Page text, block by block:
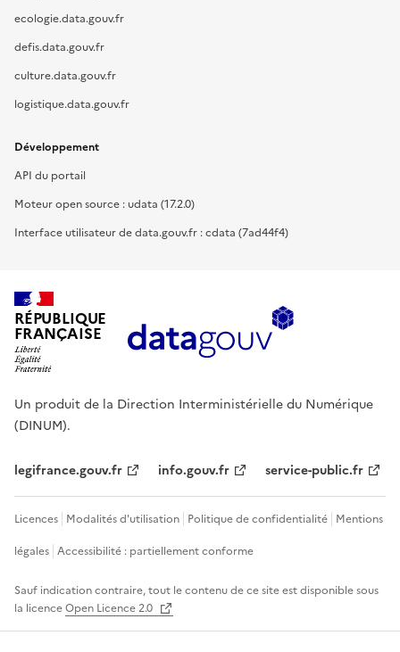
ecologie.data.gouv.fr
defis.data.gouv.fr
culture.data.gouv.fr
logistique.data.gouv.fr
Développement
API du portail
Moteur open source : udata (17.2.0)
Interface utilisateur de data.gouv.fr : cdata (7ad44f4)
RÉPUBLIQUE
FRANÇAISE
Un produit de la Direction Interministérielle du Numérique
(DINUM).
legifrance.gouv.fr info.gouv.fr service-public.fr
Licences Modalités d'utilisation Politique de confidentialité Mentions
légales Accessibilité : partiellement conforme
Sauf indication contraire, tout le contenu de ce site est disponible sous
la licenceOpen Licence 2.0